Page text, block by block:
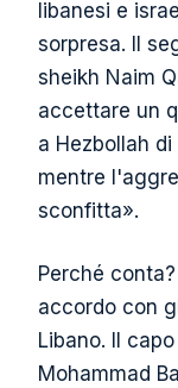
libanesi e
sorpresa. Il
sheikh Naim
accettare un
a Hezbollah
mentre
sconfitta».
Perché
accordo con
Libano. Il
Mohammad